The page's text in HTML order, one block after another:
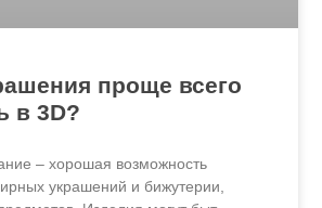
проще всего
в 3D?
– хорошая возможность
украшений и бижутерии,